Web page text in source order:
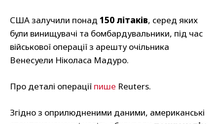
США залучили понад 150 літаків, серед яких
були винищувачі та бомбардувальники, під час
військової операції з арешту очільника
Венесуели Ніколаса Мадуро.
Про деталі операції пише Reuters.
Згідно з оприлюдненими даними, американські